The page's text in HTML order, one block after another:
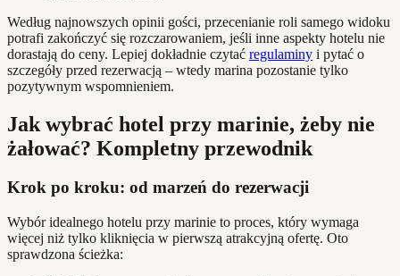
Według najnowszych opinii gości, przecenianie roli samego widoku
potrafi zakończyć się rozczarowaniem, jeśli inne aspekty hotelu nie
dorastają do ceny. Lepiej dokładnie czytać regulaminy i pytać o
szczegóły przed rezerwacją – wtedy marina pozostanie tylko
pozytywnym wspomnieniem.
Jak wybrać hotel przy marinie, żeby nie
żałować? Kompletny przewodnik
Krok po kroku: od marzeń do rezerwacji
Wybór idealnego hotelu przy marinie to proces, który wymaga
więcej niż tylko kliknięcia w pierwszą atrakcyjną ofertę. Oto
sprawdzona ścieżka: